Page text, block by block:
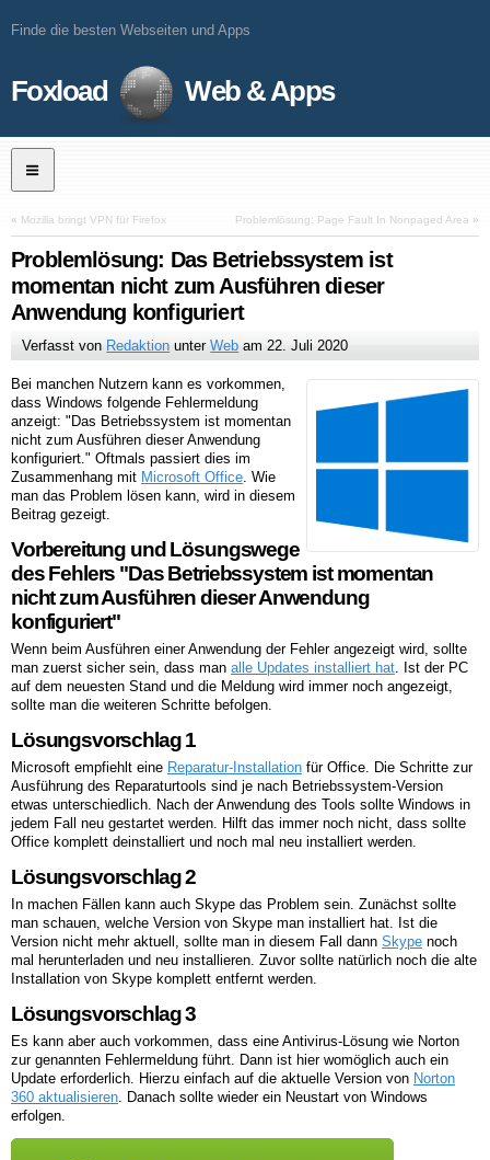
Finde die besten Webseiten und Apps
Foxload Web & Apps
« Mozilla bringt VPN für Firefox Problemlösung: Page Fault In Nonpaged Area »
Problemlösung: Das Betriebssystem ist
momentan nicht zum Ausführen dieser
Anwendung konfiguriert
Verfasst von Redaktion unterWeb am22. Juli 2020
Bei manchen Nutzern kann es vorkommen,
dass Windows folgende Fehlermeldung
anzeigt: "Das Betriebssystem ist momentan
nicht zum Ausführen dieser Anwendung
konfiguriert." Oftmals passiert dies im
Zusammenhang mit Microsoft Office. Wie
man das Problem lösen kann, wird in diesem
Beitrag gezeigt.
Vorbereitung und Lösungswege
des Fehlers "Das Betriebssystem ist momentan
nicht zum Ausführen dieser Anwendung
konfiguriert"
Wenn beim Ausführen einer Anwendung der Fehler angezeigt wird, sollte
man zuerst sicher sein, dass man alle Updates installiert hat . Ist der PC
auf dem neuesten Stand und die Meldung wird immer noch angezeigt,
sollte man die weiteren Schritte befolgen.
Lösungsvorschlag 1
Microsoft empfiehlt eine Reparatur-Installation für Office. Die Schritte zur
Ausführung des Reparaturtools sind je nach Betriebssystem-Version
etwas unterschiedlich. Nach der Anwendung des Tools sollte Windows in
jedem Fall neu gestartet werden. Hilft das immer noch nicht, dass sollte
Office komplett deinstalliert und noch mal neu installiert werden.
Lösungsvorschlag 2
In machen Fällen kann auch Skype das Problem sein. Zunächst sollte
man schauen, welche Version von Skype man installiert hat. Ist die
Version nicht mehr aktuell, sollte man in diesem Fall dann Skype noch
mal herunterladen und neu installieren. Zuvor sollte natürlich noch die alte
Installation von Skype komplett entfernt werden.
Lösungsvorschlag 3
Es kann aber auch vorkommen, dass eine Antivirus-Lösung wie Norton
zur genannten Fehlermeldung führt. Dann ist hier womöglich auch ein
Update erforderlich. Hierzu einfach auf die aktuelle Version von Norton
360 aktualisieren . Danach sollte wieder ein Neustart von Windows
erfolgen.